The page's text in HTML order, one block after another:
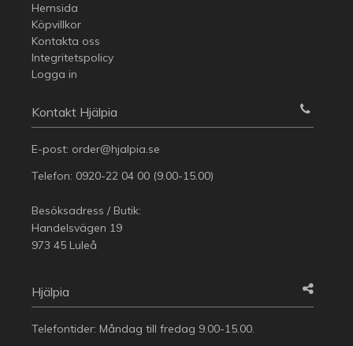
Hemsida
Köpvillkor
Kontakta oss
Integritetspolicy
Logga in
Kontakt Hjälpia
E-post: order@hjalpia.se
Telefon: 0920-22 04 00 (9.00-15.00)
Besöksadress / Butik:
Handelsvägen 19
973 45 Luleå
Hjälpia
Telefontider: Måndag till fredag 9.00-15.00.